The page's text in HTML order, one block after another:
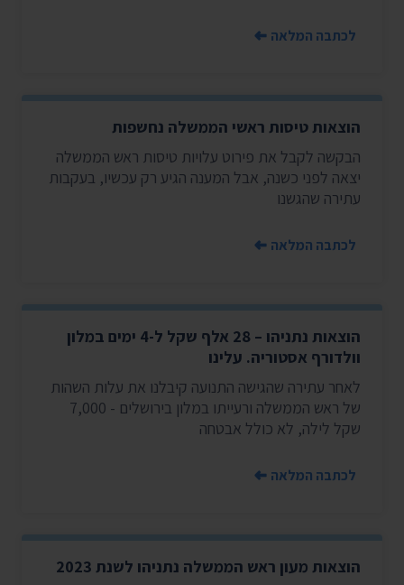
לכתבה המלאה
הוצאות טיסות ראשי הממשלה נחשפות
הבקשה לקבל את פירוט עלויות טיסות ראש הממשלה
יצאה לפני כשנה, אבל המענה הגיע רק עכשיו, בעקבות
עתירה שהגשנו
לכתבה המלאה
הוצאות נתניהו – 28 אלף שקל ל-4 ימים במלון
וולדורף אסטוריה. עלינו
לאחר עתירה שהגישה התנועה קיבלנו את עלות השהות
של ראש הממשלה ורעייתו במלון בירושלים - 7,000
שקל לילה, לא כולל אבטחה
לכתבה המלאה
הוצאות מעון ראש הממשלה נתניהו לשנת 2023